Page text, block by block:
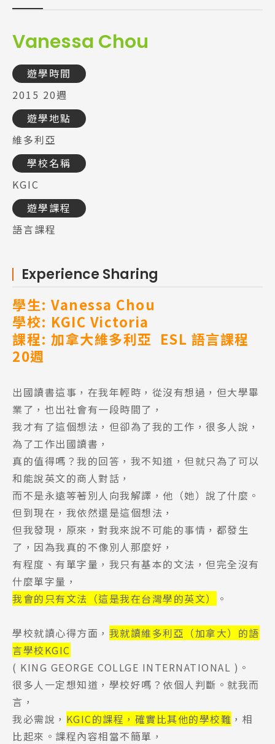
Vanessa Chou
遊學時間
2015 20週
遊學地點
維多利亞
學校名稱
KGIC
遊學課程
語言課程
Experience Sharing
學生: Vanessa Chou
學校: KGIC Victoria
課程: 加拿大維多利亞 ESL 語言課程
20週
出國讀書這事，在我年輕時，從沒有想過，但大學畢
業了，也出社會有一段時間了，
我才有了這個想法，但卻為了我的工作，很多人說，
為了工作出國讀書，
真的值得嗎？我的回答，我不知道，但就只為了可以
和能說英文的商人對話，
而不是永遠等著別人向我解譯，他（她）說了什麼。
但到現在，我依然還是這個想法，
但我發現，原來，對我來說不可能的事情，都發生
了，因為我真的不像別人那麼好，
有程度、有單字量，我只有基本的文法，但完全沒有
什麼單字量，
我會的只有文法（這是我在台灣學的英文）
。
學校就讀心得方面， 我就讀維多利亞（加拿大）的語
言學校KGIC
( KING GEORGE COLLGE INTERNATIONAL )。
很多人一定想知道，學校好嗎？依個人判斷。就我而
言，
我必需說， KGIC的課程，確實比其他的學校難 ，相
比起來。課程內容相當不簡單，